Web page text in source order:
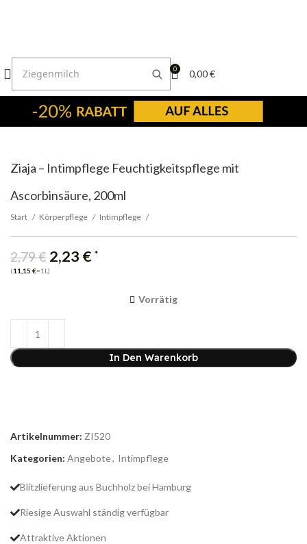
0 0,00€
Ziaja – Intimpflege Feuchtigkeitspflege mit
Ascorbinsäure, 200ml
Start Körperpflege Intimpflege
-20%
2,79€ 2,23 € *
(11,15 €=1L)
Vorrätig
In Den Warenkorb
Artikelnummer: ZI520
Kategorien: Angebote, Intimpflege
Blitzlieferung aus Buchholz bei Hamburg
Riesige Auswahl ständig verfügbar
Attraktive Aktionen